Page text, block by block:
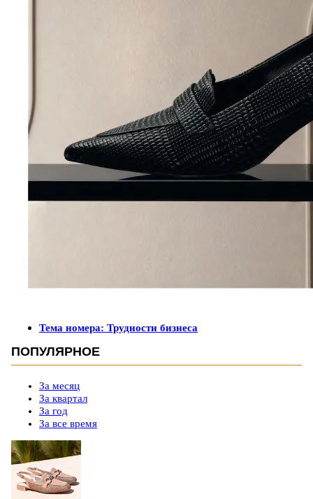
Тема номера: Трудности бизнеса
ПОПУЛЯРНОЕ
За месяц
За квартал
За год
За все время